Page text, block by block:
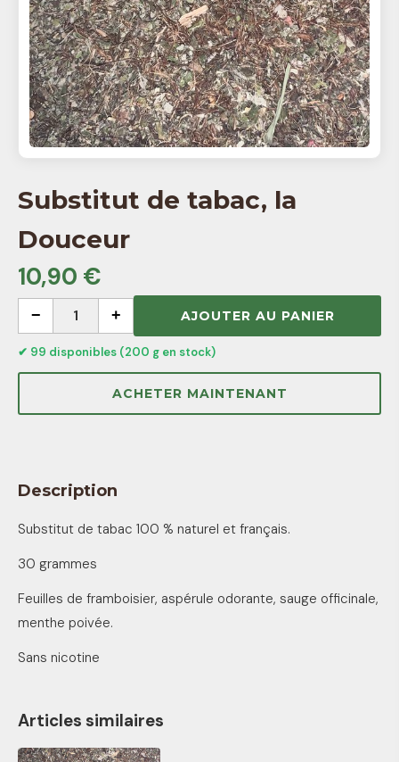
Substitut de tabac, la
Douceur
10,90 €
− 1 + AJOUTER AU PANIER
✔ 99 disponibles (200 g en stock)
ACHETER MAINTENANT
Description
Substitut de tabac 100 % naturel et français.
30 grammes
Feuilles de framboisier, aspérule odorante, sauge officinale,
menthe poivée.
Sans nicotine
Articles similaires